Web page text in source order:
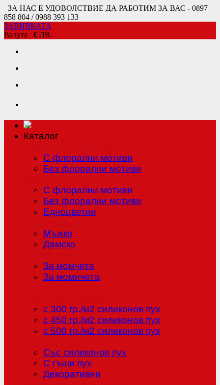
ЗА НАС Е УДОВОЛСТВИЕ ДА РАБОТИМ ЗА ВАС - 0897
858 804 / 0988 393 133
ЗАВИВКАТА
Валута € ЛВ.
Каталог
С флорални мотиви
Без флорални мотиви
С флорални мотиви
Без флорални мотиви
Едноцветни
Мъжко
Дамско
За момчета
За момичета
с 300 гр./м2 силиконов пух
с 450 гр./м2 силиконов пух
с 500 гр./м2 силиконов пух
Със силиконов пух
С гъши пух
Декоративни